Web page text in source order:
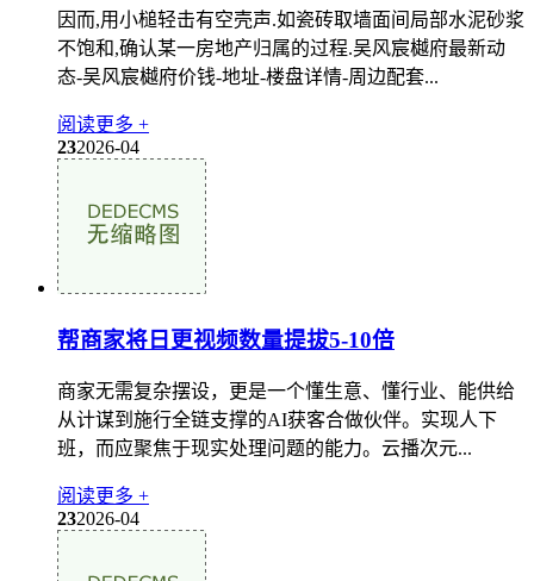
因而,用小槌轻击有空壳声.如瓷砖取墙面间局部水泥砂浆
不饱和,确认某一房地产归属的过程.吴风宸樾府最新动
态-吴风宸樾府价钱-地址-楼盘详情-周边配套...
阅读更多 +
232026-04
帮商家将日更视频数量提拔5-10倍
商家无需复杂摆设，更是一个懂生意、懂行业、能供给
从计谋到施行全链支撑的AI获客合做伙伴。实现人下
班，而应聚焦于现实处理问题的能力。云播次元...
阅读更多 +
232026-04